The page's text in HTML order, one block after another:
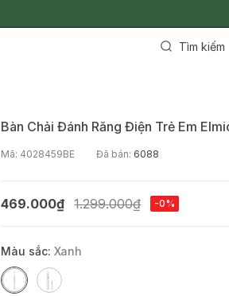
Tìm kiếm
Bàn Chải Đánh Răng Điện Trẻ Em
Mã: 4028459BE Đã bán: 6088
469.000₫ 1.299.000₫ -0%
Màu sắc:Xanh